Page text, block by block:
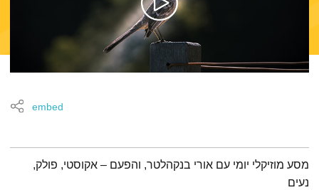
embed
תמצית הפודקאסט
מסע מוזיקלי יומי עם אורי בנקהלטר, והפעם – אקוסטי, פולק,
נעים